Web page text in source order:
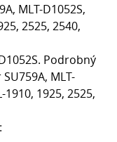
MLT-D1052S,
2525, 2540,
Podrobný
MLT-
1910, 1925, 2525,